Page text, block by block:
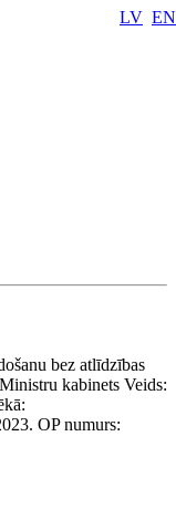
LV EN
bez atlīdzības
Ministru kabinets Veids:
OP numurs: